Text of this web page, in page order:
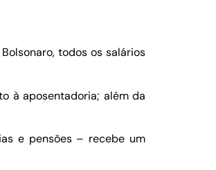
todos os salários
à aposentadoria; além da
e pensões – recebe um